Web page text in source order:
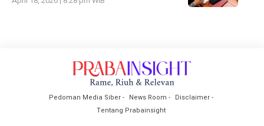
Pedoman Media Siber News Room
Disclaimer
Tentang Prabainsight